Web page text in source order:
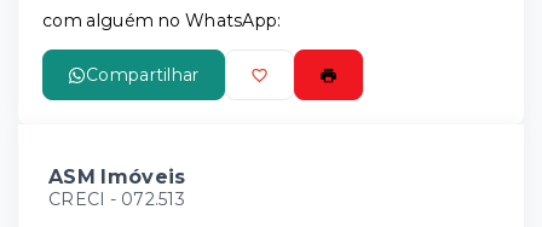
com alguém no WhatsApp:
Compartilhar
ASM Imóveis
CRECI - 072.513